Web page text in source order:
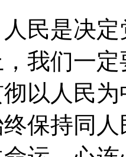
民是决
我们一
以人民
保持同